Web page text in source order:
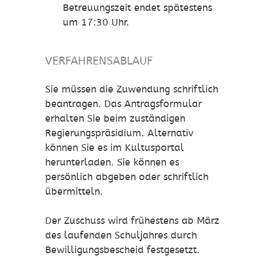
Betreuungszeit endet spätestens
um 17:30 Uhr.
VERFAHRENSABLAUF
Sie müssen die Zuwendung schriftlich
beantragen. Das Antragsformular
erhalten Sie beim zuständigen
Regierungspräsidium. Alternativ
können Sie es im Kultusportal
herunterladen. Sie können es
persönlich abgeben oder schriftlich
übermitteln.
Der Zuschuss wird frühestens ab März
des laufenden Schuljahres durch
Bewilligungsbescheid festgesetzt.